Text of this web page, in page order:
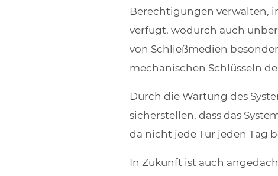
Berechtigungen verwalten,
verfügt, wodurch auch
von Schließmedien
mechanischen Schlüsseln
Durch die Wartung des
sicherstellen, dass das
da nicht jede Tür jeden Tag
In Zukunft ist auch